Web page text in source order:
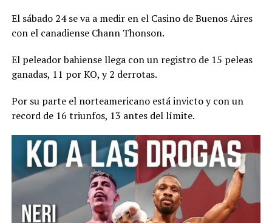
El sábado 24 se va a medir en el Casino de Buenos Aires
con el canadiense Chann Thonson.
El peleador bahiense llega con un registro de 15 peleas
ganadas, 11 por KO, y 2 derrotas.
Por su parte el norteamericano está invicto y con un
record de 16 triunfos, 13 antes del límite.